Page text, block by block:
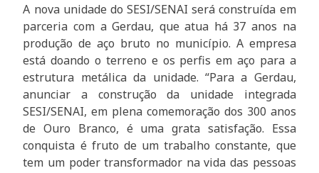
A nova unidade do SESI/SENAI será construída em
parceria com a Gerdau, que atua há 37 anos na
produção de aço bruto no município. A empresa
está doando o terreno e os perfis em aço para a
estrutura metálica da unidade. “Para a Gerdau,
anunciar a construção da unidade integrada
SESI/SENAI, em plena comemoração dos 300 anos
de Ouro Branco, é uma grata satisfação. Essa
conquista é fruto de um trabalho constante, que
tem um poder transformador na vida das pessoas